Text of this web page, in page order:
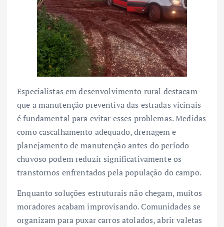
Especialistas em desenvolvimento rural destacam
que a manutenção preventiva das estradas vicinais
é fundamental para evitar esses problemas. Medidas
como cascalhamento adequado, drenagem e
planejamento de manutenção antes do período
chuvoso podem reduzir significativamente os
transtornos enfrentados pela população do campo.
Enquanto soluções estruturais não chegam, muitos
moradores acabam improvisando. Comunidades se
organizam para puxar carros atolados, abrir valetas